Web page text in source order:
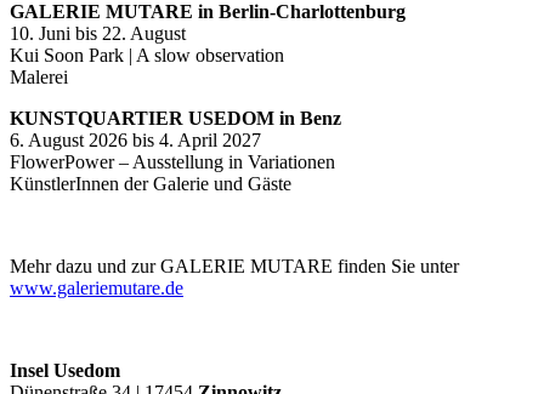
GALERIE MUTARE in Berlin-Charlottenburg
10. Juni bis 22. August
Kui Soon Park | A slow observation
Malerei
KUNSTQUARTIER USEDOM in Benz
6. August 2026 bis 4. April 2027
FlowerPower – Ausstellung in Variationen
KünstlerInnen der Galerie und Gäste
Mehr dazu und zur GALERIE MUTARE finden Sie unter
www.galeriemutare.de
Insel Usedom